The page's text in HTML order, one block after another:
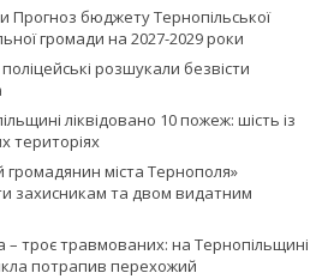
Прогноз бюджету Тернопільської
громади на 2027-2029 роки
розшукали безвісти
ліквідовано 10 пожеж: шість із
територіях
міста Тернополя»
захисникам та двом видатним
троє травмованих: на Тернопільщині
потрапив перехожий